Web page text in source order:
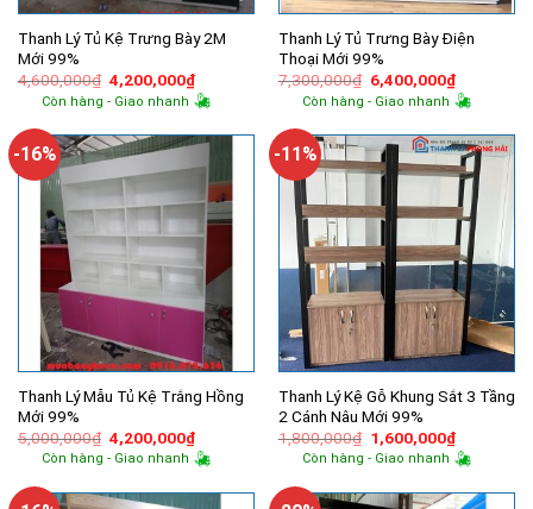
Thanh Lý Tủ Kệ Trưng Bày 2M
Mới 99%
4,600,000₫ Giá
gốc
là:
4,200,000₫Giá
hiện
tại
4,200,000₫.
Còn hàng - Giao nhanh
Thanh Lý Tủ Trưng Bày Điện
Thoại Mới 99%
7,300,000₫ Giá
gốc
là:
6,400,000₫Giá
hiện
tại
Còn hàng - Giao nhanh
-16%
Thanh Lý Mẫu Tủ Kệ Trắng Hồng
Mới 99%
5,000,000₫ Giá
gốc
là:
4,200,000₫Giá
hiện
tại
4,200,000₫.
Còn hàng - Giao nhanh
-11%
Thanh Lý Kệ Gỗ Khung Sắt 3 Tầng
2 Cánh Nâu Mới 99%
1,800,000₫ Giá
gốc
là:
1,600,000₫Giá
hiện
tại
Còn hàng - Giao nhanh